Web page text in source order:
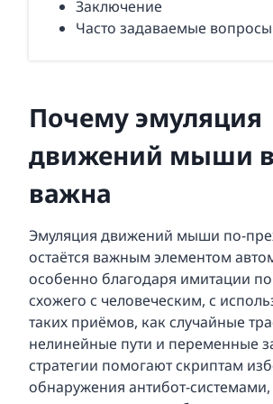
Заключение
Часто задаваемые вопросы
Почему эмуляция
движений мыши
важна
Эмуляция движений мыши по-
остаётся важным элементом
особенно благодаря имитации
схожего с человеческим, с
таких приёмов, как случайные
нелинейные пути и переменные
стратегии помогают скриптам
обнаружения антибот-системами,